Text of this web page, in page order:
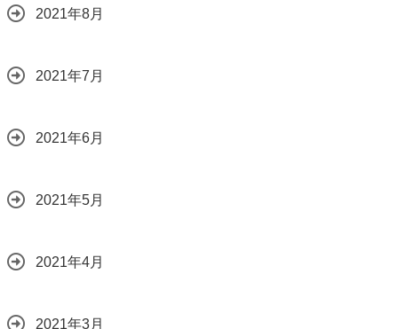
2021年8月
2021年7月
2021年6月
2021年5月
2021年4月
2021年3月